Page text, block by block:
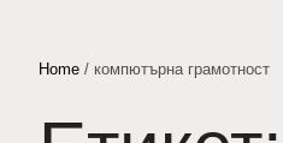
Home / компютърна грамотност